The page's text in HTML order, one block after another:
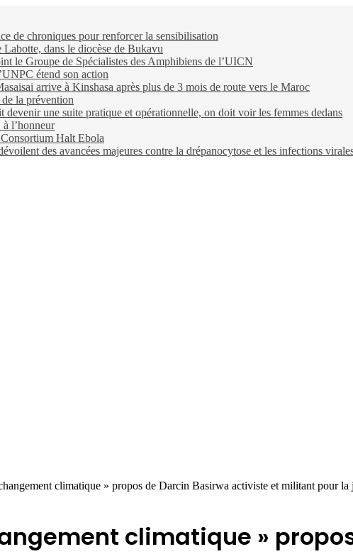
de chroniques pour renforcer la sensibilisation
dans le diocèse de Bukavu
le Groupe de Spécialistes des Amphibiens de l’UICN
étend son action
arrive à Kinshasa après plus de 3 mois de route vers le Maroc
la prévention
une suite pratique et opérationnelle, on doit voir les femmes dedans
l’honneur
Halt Ebola
des avancées majeures contre la drépanocytose et les infections
climatique » propos de Darcin Basirwa activiste et militant pour la
climatique »